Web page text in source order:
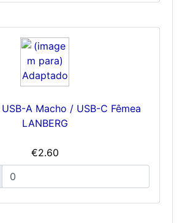
A Macho / USB-C Fêmea
LANBERG
€2.60